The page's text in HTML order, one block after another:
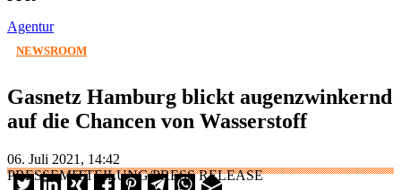
Agentur
NEWSROOM
Gasnetz Hamburg blickt augenzwinkernd
auf die Chancen von Wasserstoff
06. Juli 2021, 14:42
PRESSEMITTEILUNG/PRESS RELEASE